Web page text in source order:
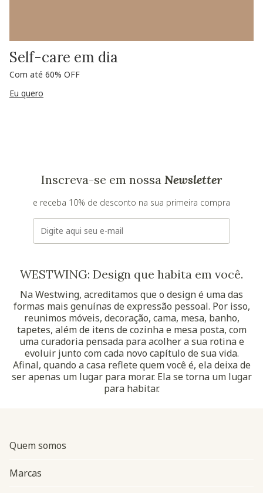
Self-care em dia
Com até 60% OFF
Eu quero
Inscreva-se em nossa Newsletter
e receba 10% de desconto na sua primeira compra
E-mail
WESTWING: Design que habita em você.
Na Westwing, acreditamos que o design é uma das
formas mais genuínas de expressão pessoal. Por isso,
reunimos móveis, decoração, cama, mesa, banho,
tapetes, além de itens de cozinha e mesa posta, com
uma curadoria pensada para acolher a sua rotina e
evoluir junto com cada novo capítulo de sua vida.
Afinal, quando a casa reflete quem você é, ela deixa de
ser apenas um lugar para morar. Ela se torna um lugar
para habitar.
Quem somos
Marcas